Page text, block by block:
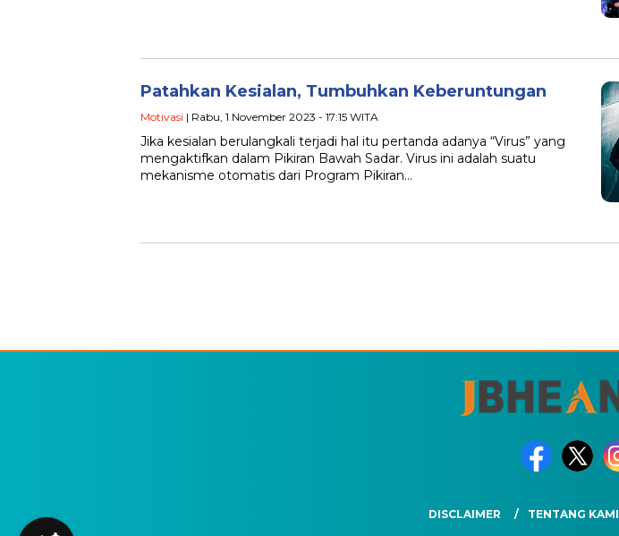
Patahkan Kesialan, Tumbuhkan Keberuntungan
Motivasi | Rabu, 1 November 2023 - 17:15 WITA
Jika kesialan berulangkali terjadi hal itu pertanda adanya “Virus” yang
mengaktifkan dalam Pikiran Bawah Sadar. Virus ini adalah suatu
mekanisme otomatis dari Program Pikiran…
DISCLAIMER TENTANG KAMI